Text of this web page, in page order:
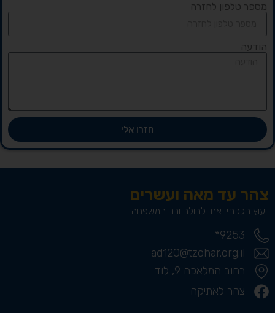
מספר טלפון לחזרה
הודעה
חזרו אלי
צהר עד מאה ועשרים
ייעוץ הלכתי-אתי לחולה ובני המשפחה
9253*
ad120@tzohar.org.il
רחוב המלאכה 9, לוד
צהר לאתיקה